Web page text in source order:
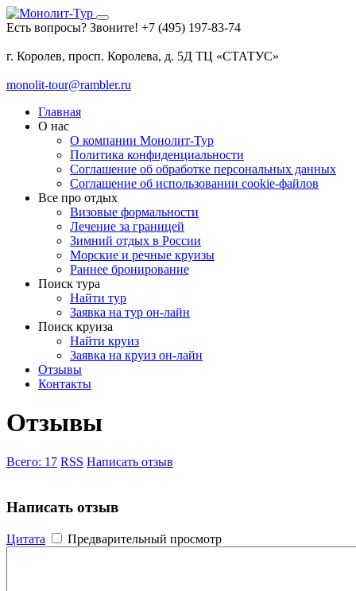
Есть вопросы? Звоните! +7 (495) 197-83-74
г. Королев, просп. Королева, д. 5Д ТЦ «СТАТУС»
monolit-tour@rambler.ru
Главная
О нас
О компании Монолит-Тур
Политика конфиденциальности
Соглашение об обработке персональных данных
Соглашение об использовании cookie-файлов
Все про отдых
Визовые формальности
Лечение за границей
Зимний отдых в России
Морские и речные круизы
Раннее бронирование
Поиск тура
Найти тур
Заявка на тур он-лайн
Поиск круиза
Найти круиз
Заявка на круиз он-лайн
Отзывы
Контакты
Отзывы
Всего: 17 RSS Написать отзыв
Написать отзыв
Цитата Предварительный просмотр